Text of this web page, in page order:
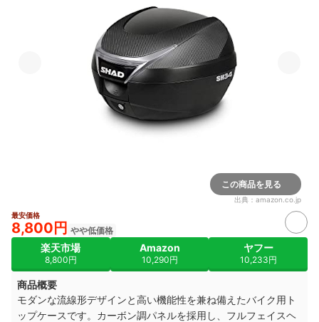
この商品を見る
出典： amazon.co.jp
最安価格
8,800円 やや低価格
楽天市場
8,800円
Amazon
10,290円
ヤフー
10,233円
商品概要
モダンな流線形デザインと高い機能性を兼ね備えたバイク用ト
ップケースです。カーボン調パネルを採用し、フルフェイスヘ